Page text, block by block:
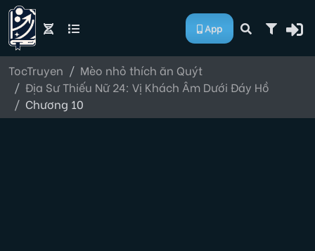
App
TocTruyen
Mèo nhỏ thích ăn Quýt
Địa Sư Thiếu Nữ 24: Vị Khách Âm Dưới Đáy Hồ
Chương 10